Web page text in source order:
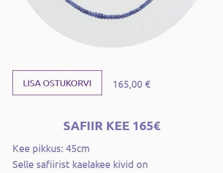
LISA OSTUKORVI 165,00 €
SAFIIR KEE 165€
Kee pikkus: 45cm
Selle safiirist kaelakee kivid on